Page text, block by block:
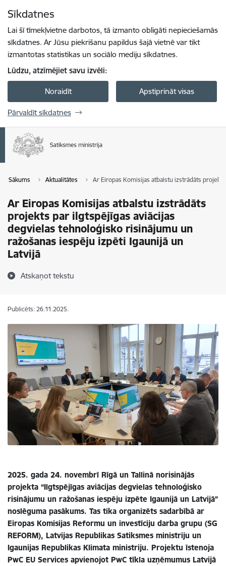
Sīkdatnes
Lai šī tīmekļvietne darbotos, tā izmanto obligāti nepieciešamās
sīkdatnes. Ar Jūsu piekrišanu papildus šajā vietnē var tikt
izmantotas statistikas un sociālo mediju sīkdatnes.
Lūdzu, atzīmējiet savu izvēli:
Noraidīt Apstiprināt visas
Pārvaldīt sīkdatnes
Sākums Aktualitātes Ar Eiropas Komisijas atbalstu izstrādāts
Ar Eiropas Komisijas atbalstu izstrādāts
projekts par ilgtspējīgas aviācijas
degvielas tehnoloģisko risinājumu un
ražošanas iespēju izpēti Igaunijā un
Latvijā
Atskaņot tekstu
Publicēts: 26.11.2025.
2025. gada 24. novembrī Rīgā un Tallinā norisinājās
projekta “Ilgtspējīgas aviācijas degvielas tehnoloģisko
risinājumu un ražošanas iespēju izpēte Igaunijā un Latvijā”
noslēguma pasākums. Tas tika organizēts sadarbībā ar
Eiropas Komisijas Reformu un investīciju darba grupu (SG
REFORM), Latvijas Republikas Satiksmes ministriju un
Igaunijas Republikas Klimata ministriju. Projektu īstenoja
PwC EU Services apvienojot PwC tīkla uzņēmumus Latvijā